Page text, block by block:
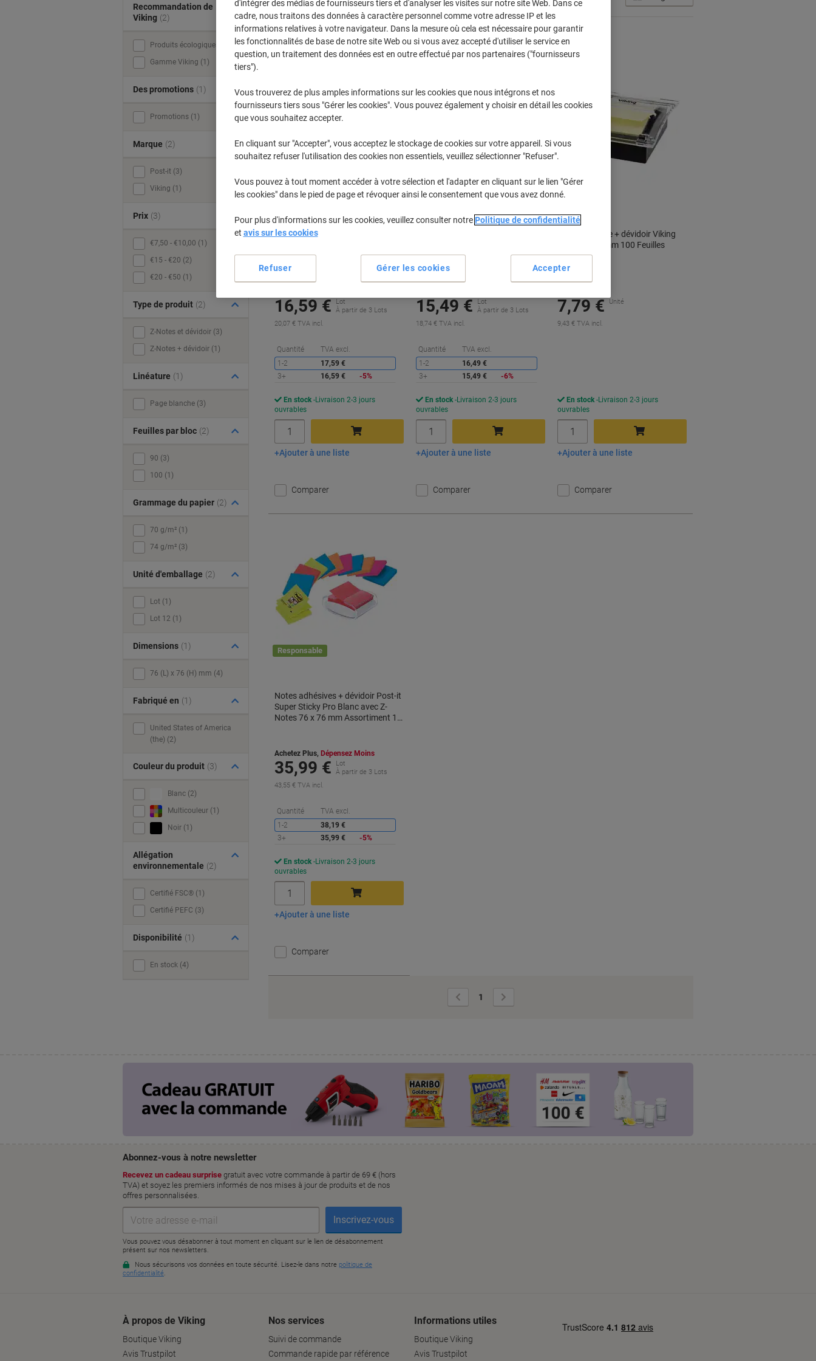
Responsable
Dévidoir Post-it Chat avec 1 bloc
Coquelicot de 90 Feuilles
16,59 €
Lot
À partir de 3 Lots
20,07 € TVA incl.
Quantité TVA excl.
Économies
1-2
17,59 €
3+
16,59 € -5%
En stock Livraison 2-3 jours
ouvrables
Ajouter au panier
Ajouter à une liste
Comparer
Responsable
canari 90 Feuilles
15,49 €
Lot
À partir de 3 Lots
18,74 € TVA incl.
Quantité TVA excl.
1-2
16,49 €
3+
15,49 € -6%
En stock Livraison 2-3 jours
ouvrables
Ajouter au panier
Ajouter à une liste
Comparer
propre
Cadeau
gratuit
Responsable
Z-Notes Jaune + dévidoir Viking
Noir 76 x 76 mm 100 Feuilles
7,79 € Unité
9,43 € TVA incl.
En stock Livraison 2-3 jours
ouvrables
Ajouter au panier
Ajouter à une liste
Comparer
Responsable
Notes adhésives + dévidoir Post-it
Super Sticky Pro Blanc avec Z-
Notes 76 x 76 mm Assortiment 12
Achetez Plus, Dépensez Moins
35,99 €
Lot
À partir de 3 Lots
43,55 € TVA incl.
Quantité TVA excl.
1-2
38,19 €
3+
35,99 € -5%
En stock Livraison 2-3 jours
ouvrables
Ajouter au panier
Ajouter à une liste
Comparer
Page
précédente
1
suivante
Recommandation de
Viking (2)
Produits écologiques (4)
Gamme Viking (1)
Des promotions (1)
Promotions (1)
Marque (2)
Post-it (3)
Viking (1)
Prix (3)
€7,50 - €10,00 (1)
€15 - €20 (2)
€20 - €50 (1)
Type de produit (2)
Z-Notes et dévidoir (3)
Z-Notes + dévidoir (1)
Linéature (1)
Page blanche (3)
Feuilles par bloc (2)
90 (3)
100 (1)
Grammage du papier (2)
70 g/m² (1)
74 g/m² (3)
Unité d'emballage (2)
Lot (1)
Lot 12 (1)
Dimensions (1)
76 (L) x 76 (H) mm (4)
Fabriqué en (1)
United States of America
(the) (2)
Couleur du produit (3)
Blanc (2)
Multicouleur (1)
Noir (1)
Allégation
environnementale (2)
Certifié FSC® (1)
Certifié PEFC (3)
Disponibilité (1)
En stock (4)
À propos de Viking
Boutique Viking
Avis Trustpilot
Nos services
Suivi de commande
Commande rapide par référence
Informations utiles
Boutique Viking
Avis Trustpilot
d'intégrer des médias de fournisseurs tiers et d'analyser les visites sur notre site Web. Dans ce
cadre, nous traitons des données à caractère personnel comme votre adresse IP et les
informations relatives à votre navigateur. Dans la mesure où cela est nécessaire pour garantir
les fonctionnalités de base de notre site Web ou si vous avez accepté d'utiliser le service en
question, un traitement des données est en outre effectué par nos partenaires ("fournisseurs
tiers").
Vous trouverez de plus amples informations sur les cookies que nous intégrons et nos
fournisseurs tiers sous "Gérer les cookies". Vous pouvez également y choisir en détail les cookies
que vous souhaitez accepter.
En cliquant sur "Accepter", vous acceptez le stockage de cookies sur votre appareil. Si vous
souhaitez refuser l'utilisation des cookies non essentiels, veuillez sélectionner "Refuser".
Vous pouvez à tout moment accéder à votre sélection et l'adapter en cliquant sur le lien "Gérer
les cookies" dans le pied de page et révoquer ainsi le consentement que vous avez donné.
Pour plus d'informations sur les cookies, veuillez consulter notre Politique de confidentialité
et avis sur les cookies
Gérer les cookies
Refuser Accepter